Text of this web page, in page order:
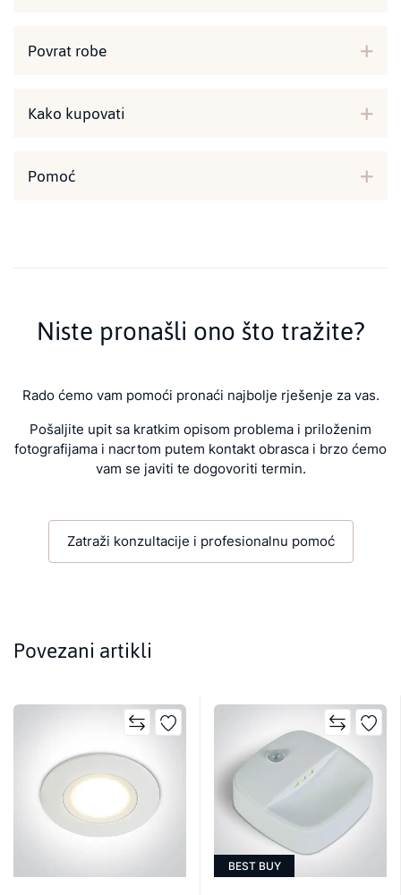
Povrat robe
Kako kupovati
Pomoć
Niste pronašli ono što tražite?
Rado ćemo vam pomoći pronaći najbolje rješenje za vas.
Pošaljite upit sa kratkim opisom problema i priloženim
fotografijama i nacrtom putem kontakt obrasca i brzo ćemo
vam se javiti te dogovoriti termin.
Zatraži konzultacije i profesionalnu pomoć
Povezani artikli
BEST BUY